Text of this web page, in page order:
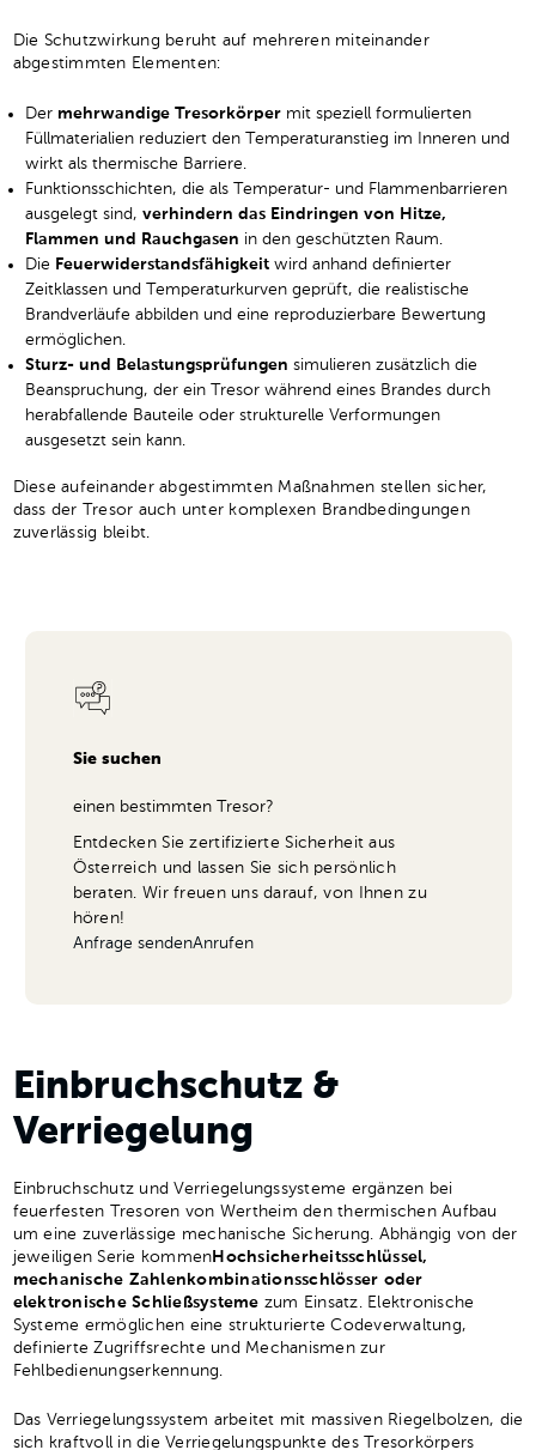
Die Schutzwirkung beruht auf mehreren miteinander
abgestimmten Elementen:
Der mehrwandige Tresorkörpermit speziell formulierten
Füllmaterialien reduziert den Temperaturanstieg im Inneren und
wirkt als thermische Barriere.
Funktionsschichten, die als Temperatur- und Flammenbarrieren
ausgelegt sind, verhindern das Eindringen von Hitze,
Flammen und Rauchgasen in den geschützten Raum.
Die Feuerwiderstandsfähigkeit wird anhand definierter
Zeitklassen und Temperaturkurven geprüft, die realistische
Brandverläufe abbilden und eine reproduzierbare Bewertung
ermöglichen.
Sturz- und Belastungsprüfungen simulieren zusätzlich die
Beanspruchung, der ein Tresor während eines Brandes durch
herabfallende Bauteile oder strukturelle Verformungen
ausgesetzt sein kann.
Diese aufeinander abgestimmten Maßnahmen stellen sicher,
dass der Tresor auch unter komplexen Brandbedingungen
zuverlässig bleibt.
Sie suchen
einen bestimmten Tresor?
Entdecken Sie zertifizierte Sicherheit aus
Österreich und lassen Sie sich persönlich
beraten. Wir freuen uns darauf, von Ihnen zu
hören!
Anfrage sendenAnrufen
Einbruchschutz &
Verriegelung
Einbruchschutz und Verriegelungssysteme ergänzen bei
feuerfesten Tresoren von Wertheim den thermischen Aufbau
um eine zuverlässige mechanische Sicherung. Abhängig von der
jeweiligen Serie kommen Hochsicherheitsschlüssel,
mechanische Zahlenkombinationsschlösser oder
elektronische Schließsysteme zum Einsatz. Elektronische
Systeme ermöglichen eine strukturierte Codeverwaltung,
definierte Zugriffsrechte und Mechanismen zur
Fehlbedienungserkennung.
Das Verriegelungssystem arbeitet mit massiven Riegelbolzen, die
sich kraftvoll in die Verriegelungspunkte des Tresorkörpers